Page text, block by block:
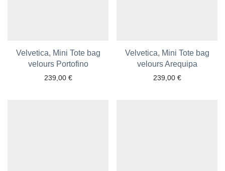
Velvetica, Mini Tote bag
velours Portofino
239,00 €
Ajouter aux favoris
Velvetica, Mini Tote bag
velours Arequipa
239,00 €
Ajouter aux favoris